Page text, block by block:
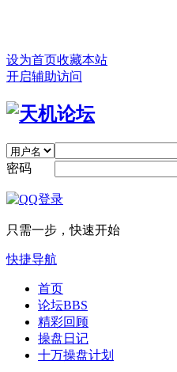
设为首页收藏本站
开启辅助访问
密码
只需一步，快速开始
快捷导航
首页
论坛BBS
精彩回顾
操盘日记
十万操盘计划